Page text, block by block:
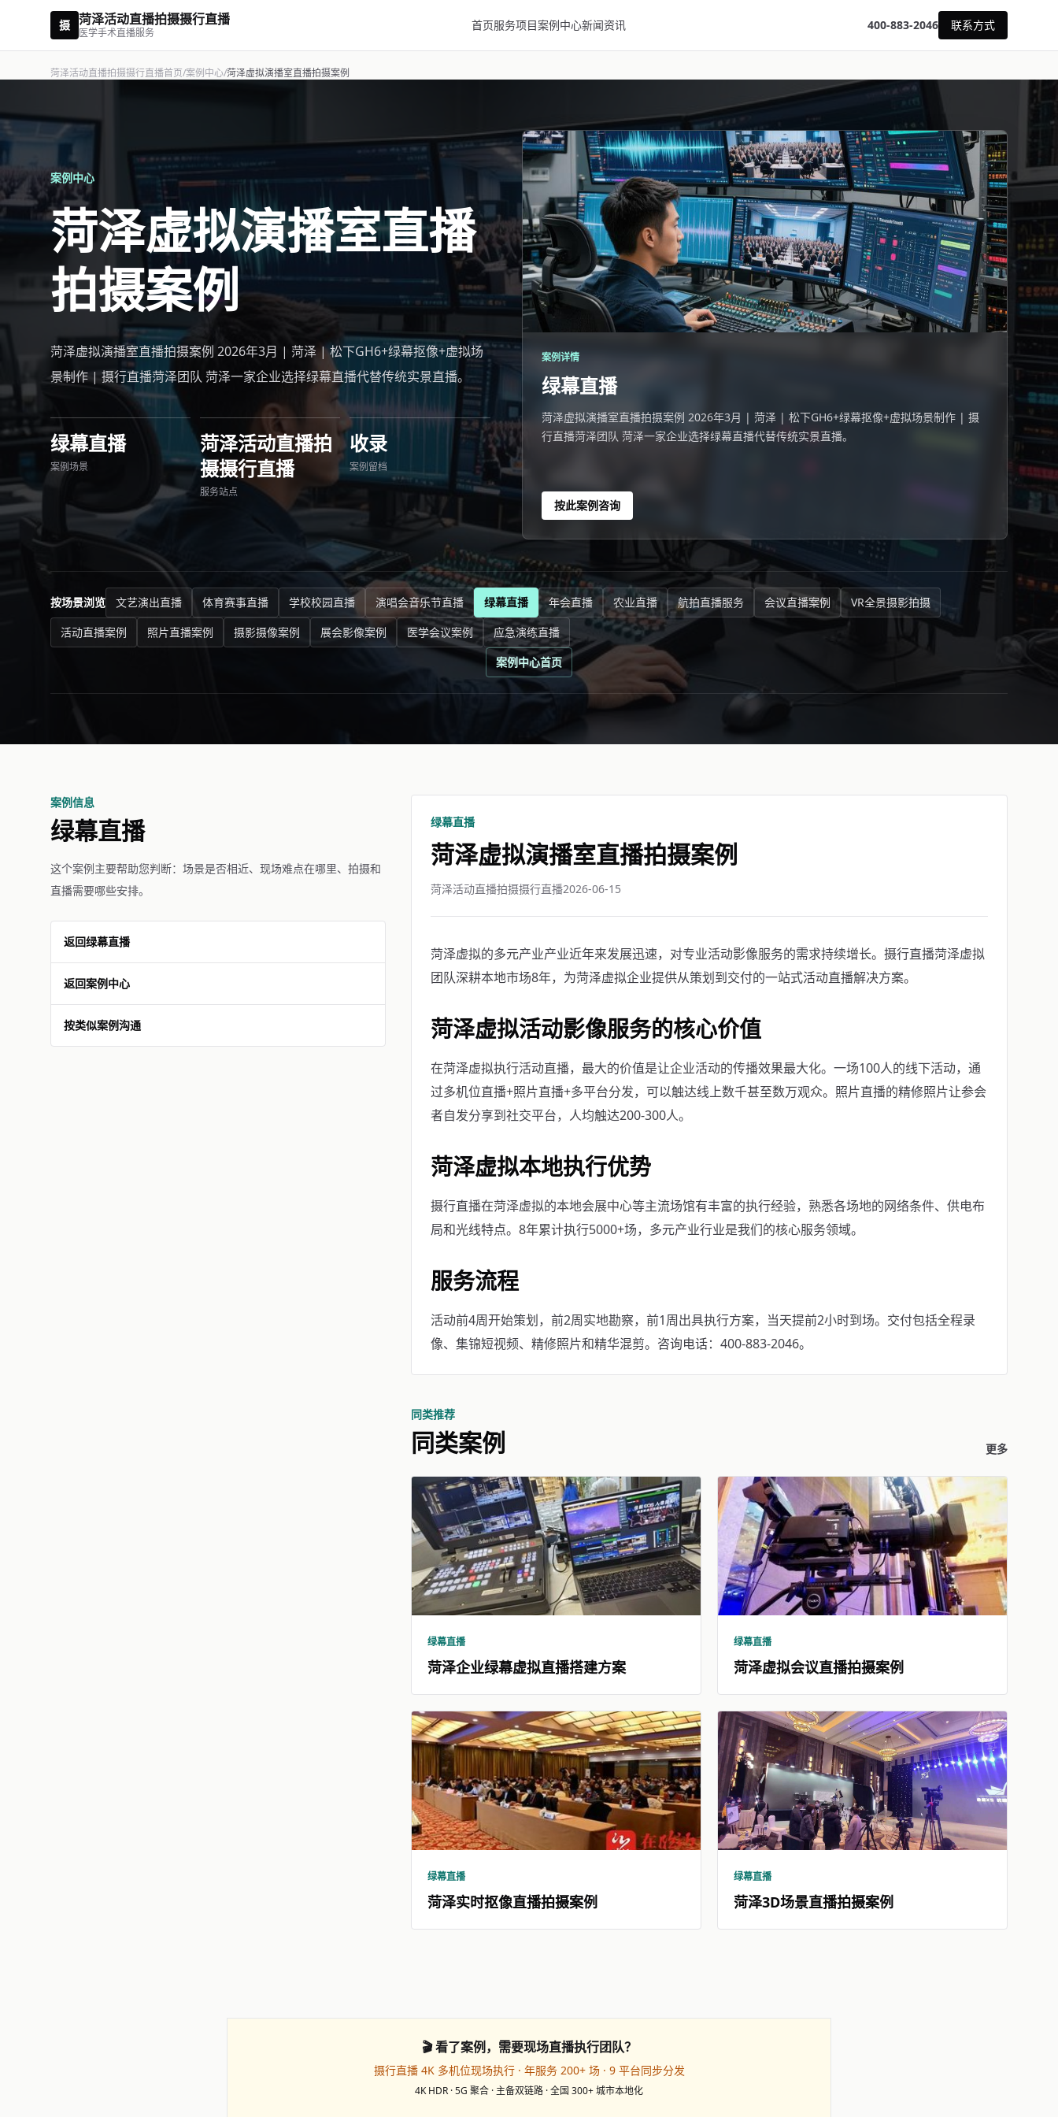
摄 菏泽活动直播拍摄摄行直播
医学手术直播服务
首页服务项目案例中心新闻资讯 400-883-2046 联系方式
菏泽活动直播拍摄摄行直播首页/案例中心/菏泽虚拟演播室直播拍摄案例
案例中心
菏泽虚拟演播室直播
拍摄案例
菏泽虚拟演播室直播拍摄案例 2026年3月 | 菏泽 | 松下GH6+绿幕抠像+虚拟场
景制作 | 摄行直播菏泽团队 菏泽一家企业选择绿幕直播代替传统实景直播。
绿幕直播
案例场景
菏泽活动直播拍
摄摄行直播
服务站点
收录
案例留档
案例详情
绿幕直播
菏泽虚拟演播室直播拍摄案例 2026年3月 | 菏泽 | 松下GH6+绿幕抠像+虚拟场景制作 | 摄
行直播菏泽团队 菏泽一家企业选择绿幕直播代替传统实景直播。
按此案例咨询
按场景浏览 文艺演出直播 体育赛事直播 学校校园直播 演唱会音乐节直播 绿幕直播 年会直播 农业直播 航拍直播服务 会议直播案例
VR全景摄影拍摄
活动直播案例
照片直播案例 摄影摄像案例 展会影像案例 医学会议案例
应急演练直播
案例中心首页
案例信息
绿幕直播
这个案例主要帮助您判断：场景是否相近、现场难点在哪里、拍摄和
直播需要哪些安排。
返回绿幕直播
返回案例中心
按类似案例沟通
绿幕直播
菏泽虚拟演播室直播拍摄案例
菏泽活动直播拍摄摄行直播2026-06-15
菏泽虚拟的多元产业产业近年来发展迅速，对专业活动影像服务的需求持续增长。摄行直播菏泽虚拟
团队深耕本地市场8年，为菏泽虚拟企业提供从策划到交付的一站式活动直播解决方案。
菏泽虚拟活动影像服务的核心价值
在菏泽虚拟执行活动直播，最大的价值是让企业活动的传播效果最大化。一场100人的线下活动，通
过多机位直播+照片直播+多平台分发，可以触达线上数千甚至数万观众。照片直播的精修照片让参会
者自发分享到社交平台，人均触达200-300人。
菏泽虚拟本地执行优势
摄行直播在菏泽虚拟的本地会展中心等主流场馆有丰富的执行经验，熟悉各场地的网络条件、供电布
局和光线特点。8年累计执行5000+场，多元产业行业是我们的核心服务领域。
服务流程
活动前4周开始策划，前2周实地勘察，前1周出具执行方案，当天提前2小时到场。交付包括全程录
像、集锦短视频、精修照片和精华混剪。咨询电话：400-883-2046。
同类推荐
同类案例 更多
绿幕直播
菏泽企业绿幕虚拟直播搭建方案
绿幕直播
菏泽虚拟会议直播拍摄案例
绿幕直播
菏泽实时抠像直播拍摄案例
绿幕直播
菏泽3D场景直播拍摄案例
🎬 看了案例，需要现场直播执行团队？
摄行直播 4K 多机位现场执行 · 年服务 200+ 场 · 9 平台同步分发
4K HDR · 5G 聚合 · 主备双链路 · 全国 300+ 城市本地化